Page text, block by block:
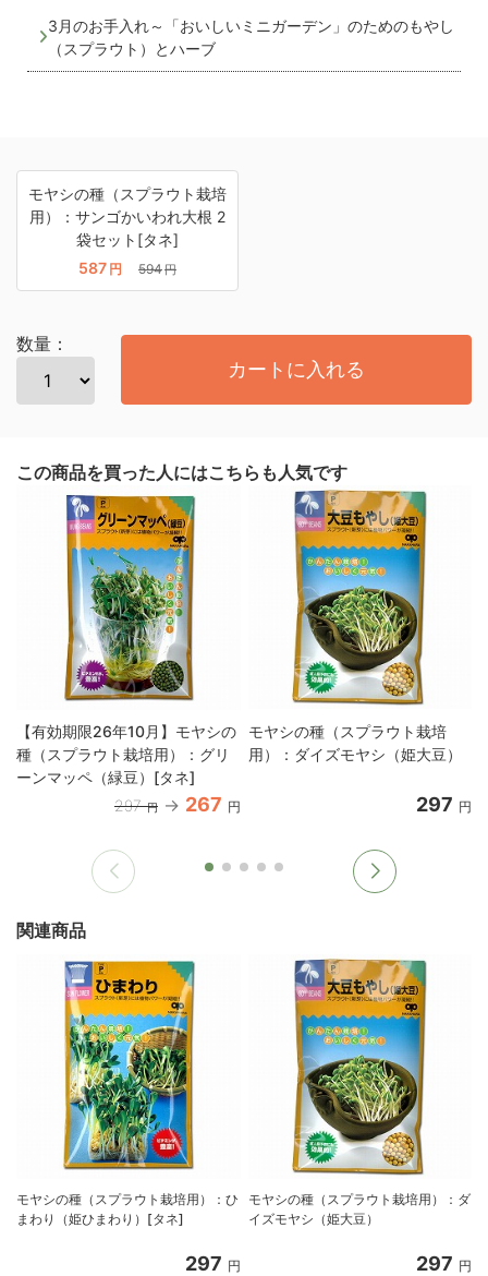
3月のお手入れ～「おいしいミニガーデン」のためのもやし
（スプラウト）とハーブ
モヤシの種（スプラウト栽培
用）：サンゴかいわれ大根 2
袋セット[タネ]
587 円 594円
数量：
カートに入れる
この商品を買った人にはこちらも人気です
【有効期限26年10月】モヤシの
種（スプラウト栽培用）：グリ
ーンマッペ（緑豆）[タネ]
297 円 267 円
モヤシの種（スプラウト栽培
用）：ダイズモヤシ（姫大豆）
297 円
関連商品
モヤシの種（スプラウト栽培用）：ひ
まわり（姫ひまわり）[タネ]
297 円
モヤシの種（スプラウト栽培用）：ダ
イズモヤシ（姫大豆）
297 円